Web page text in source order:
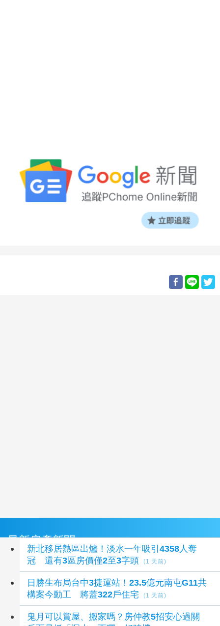
最新房產新聞
新北移居熱區出爐！淡水一年吸引4358人奪
冠 還有3區房價僅2至3字頭
(1 天前)
日勝生布局台中3捷運站！23.5億元南屯G11共
構案今動工 將蓋322戶住宅
(1 天前)
鬼月可以賞屋、搬家嗎？房仲教5招安心過關